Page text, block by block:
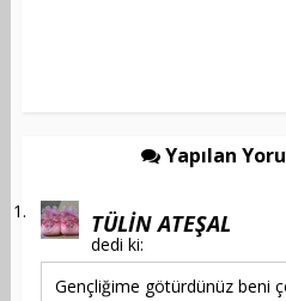
Yapılan
TÜLİN ATEŞAL
dedi ki:
Gençliğime götürdünüz beni